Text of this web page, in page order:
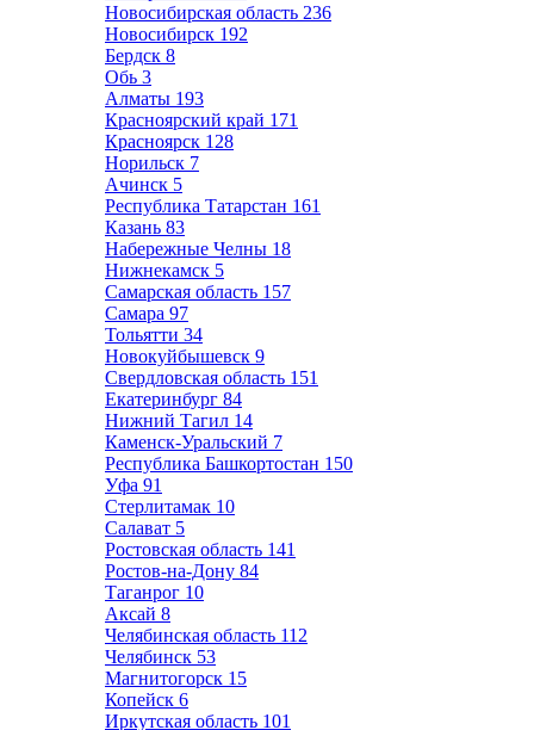
Новосибирская область 236
Новосибирск 192
Бердск 8
Обь 3
Алматы 193
Красноярский край 171
Красноярск 128
Норильск 7
Ачинск 5
Республика Татарстан 161
Казань 83
Набережные Челны 18
Нижнекамск 5
Самарская область 157
Самара 97
Тольятти 34
Новокуйбышевск 9
Свердловская область 151
Екатеринбург 84
Нижний Тагил 14
Каменск-Уральский 7
Республика Башкортостан 150
Уфа 91
Стерлитамак 10
Салават 5
Ростовская область 141
Ростов-на-Дону 84
Таганрог 10
Аксай 8
Челябинская область 112
Челябинск 53
Магнитогорск 15
Копейск 6
Иркутская область 101